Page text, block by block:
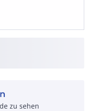
zu sehen